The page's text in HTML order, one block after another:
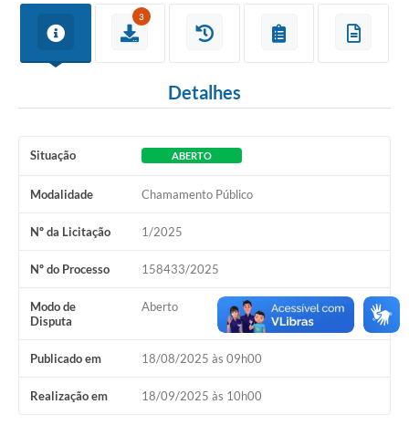
3
Detalhes
Situação ABERTO
Modalidade Chamamento Público
Nº da Licitação 1/2025
Nº do Processo 158433/2025
Modo de
Disputa
Aberto
Publicado em 18/08/2025 às 09h00
Realização em 18/09/2025 às 10h00